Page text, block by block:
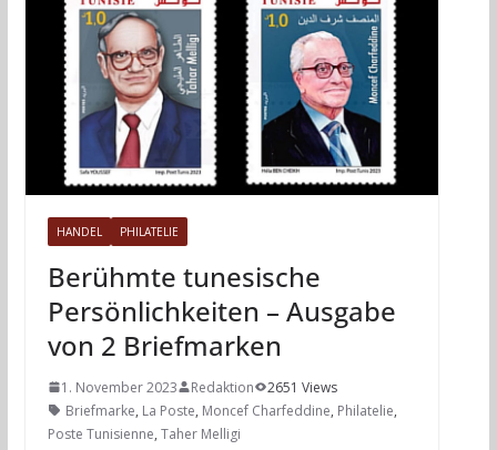
HANDEL PHILATELIE
Berühmte tunesische
Persönlichkeiten – Ausgabe
von 2 Briefmarken
1. November 2023 Redaktion
2651 Views
Briefmarke, La Poste, Moncef Charfeddine, Philatelie,
Poste Tunisienne, Taher Melligi